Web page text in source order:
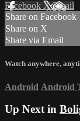
Facebook XEmail
Share on Facebook
Share on X
Share via Email
Watch anywhere,
Android Android
Up Next in